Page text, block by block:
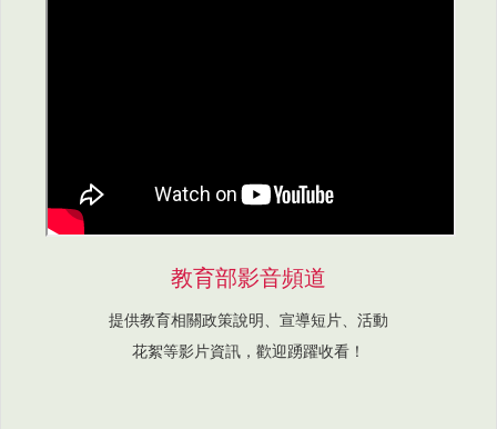
教育部影音頻道
提供教育相關政策說明、宣導短片、活動
花絮等影片資訊，歡迎踴躍收看！